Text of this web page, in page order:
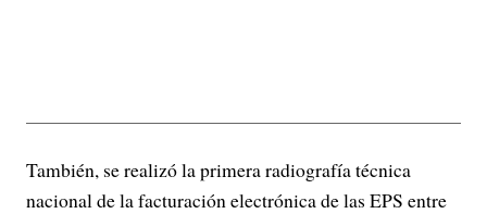
También, se realizó la primera radiografía técnica
nacional de la facturación electrónica de las EPS entre